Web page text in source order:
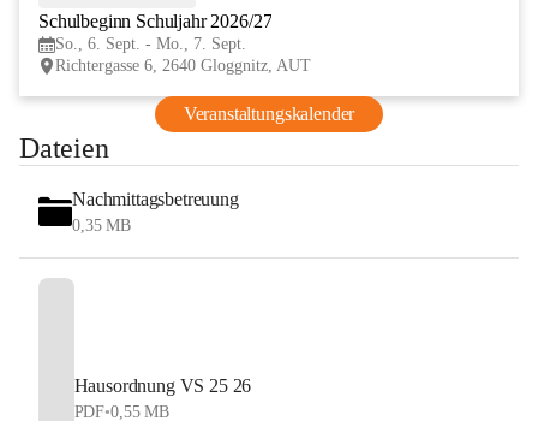
Schulbeginn Schuljahr 2026/27
So., 6. Sept. - Mo., 7. Sept.
Richtergasse 6, 2640 Gloggnitz, AUT
Veranstaltungskalender
Dateien
Nachmittagsbetreuung
0,35 MB
Hausordnung VS 25 26
PDF•0,55 MB